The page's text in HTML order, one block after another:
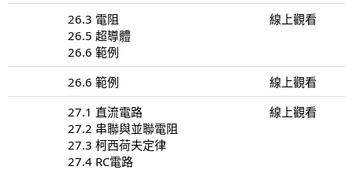
26.3 電阻
26.5 超導體
26.6 範例
線上觀看
26.6 範例
線上觀看
27.1 直流電路
27.2 串聯與並聯電阻
27.3 柯西荷夫定律
27.4 RC電路
線上觀看